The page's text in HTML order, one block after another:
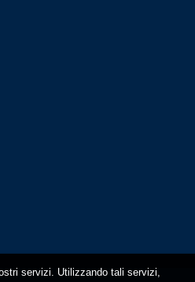
servizi. Utilizzando tali servizi,